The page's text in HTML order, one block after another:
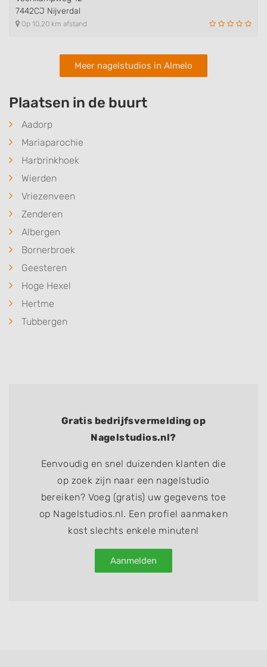
7442CJ Nijverdal
Op 10,20 km afstand
Meer nagelstudios in Almelo
Plaatsen in de buurt
Aadorp
Mariaparochie
Harbrinkhoek
Wierden
Vriezenveen
Zenderen
Albergen
Bornerbroek
Geesteren
Hoge Hexel
Hertme
Tubbergen
Gratis bedrijfsvermelding op
Nagelstudios.nl?
Eenvoudig en snel duizenden klanten die
op zoek zijn naar een nagelstudio
bereiken? Voeg (gratis) uw gegevens toe
op Nagelstudios.nl. Een profiel aanmaken
kost slechts enkele minuten!
Aanmelden